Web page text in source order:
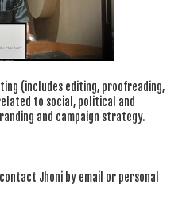
(includes editing, proofreading,
to social, political and
and campaign strategy.
Jhoni by email or personal